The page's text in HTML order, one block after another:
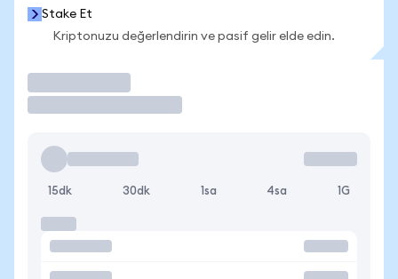
Stake Et
Kriptonuzu değerlendirin ve pasif gelir elde edin.
15dk 30dk 1sa 4sa 1G